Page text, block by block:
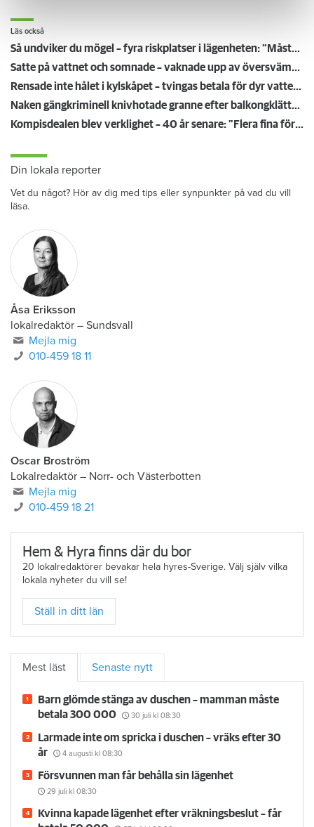
Läs också
Så undviker du mögel – fyra riskplatser i lägenheten: ”Måste städa bort”
Satte på vattnet och somnade – vaknade upp av översvämning hos grannen
Rensade inte hålet i kylskåpet – tvingas betala för dyr vattenskada
Naken gängkriminell knivhotade granne efter balkongklättring
Kompisdealen blev verklighet – 40 år senare: "Flera fina fördelar med att dela bostad"
Din lokala reporter
Vet du något? Hör av dig med tips eller synpunkter på vad du vill
läsa.
Åsa Eriksson
lokalredaktör – Sundsvall
Mejla mig
010-459 18 11
Oscar Broström
Lokalredaktör – Norr- och Västerbotten
Mejla mig
010-459 18 21
Hem & Hyra finns där du bor
20 lokalredaktörer bevakar hela hyres-Sverige. Välj själv vilka
lokala nyheter du vill se!
Ställ in ditt län
Mest läst Senaste nytt
Barn glömde stänga av duschen – mamman måste
betala 300 000
30 juli kl 08:30
Larmade inte om spricka i duschen – vräks efter 30
år
4 augusti kl 08:30
Försvunnen man får behålla sin lägenhet
29 juli kl 08:30
Kvinna kapade lägenhet efter vräkningsbeslut – får